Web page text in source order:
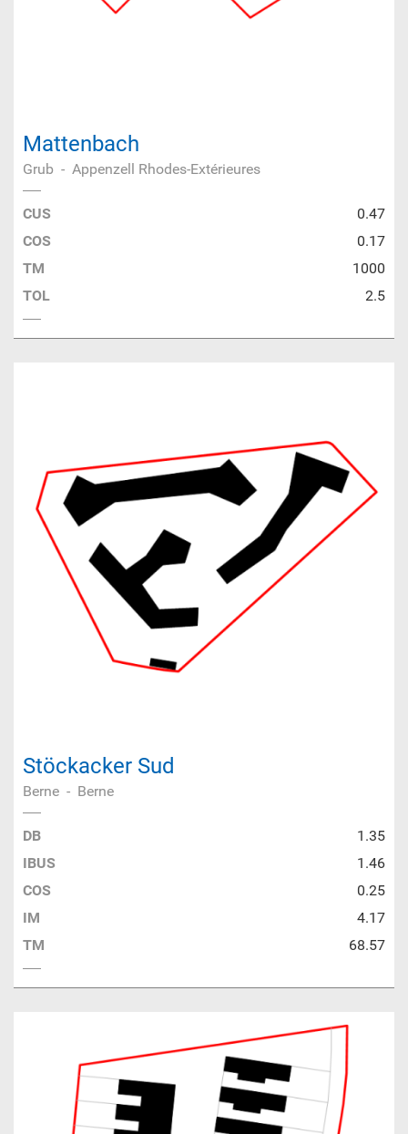
Mattenbach
Grub - Appenzell Rhodes-Extérieures
CUS
0.47
COS
0.17
TM
1000
TOL
2.5
Stöckacker Sud
Berne - Berne
DB
1.35
IBUS
1.46
COS
0.25
IM
4.17
TM
68.57